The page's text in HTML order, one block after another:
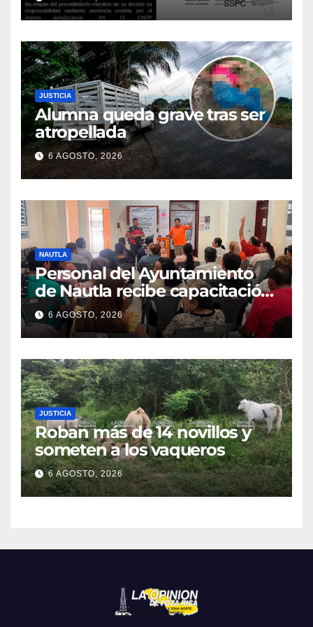
JUSTICIA
Alumna queda grave tras ser
atropellada
6 AGOSTO, 2026
NAUTLA
Personal del Ayuntamiento
de Nautla recibe capacitación
en atención a emergencias
6 AGOSTO, 2026
JUSTICIA
Roban más de 14 novillos y
someten a los vaqueros
6 AGOSTO, 2026